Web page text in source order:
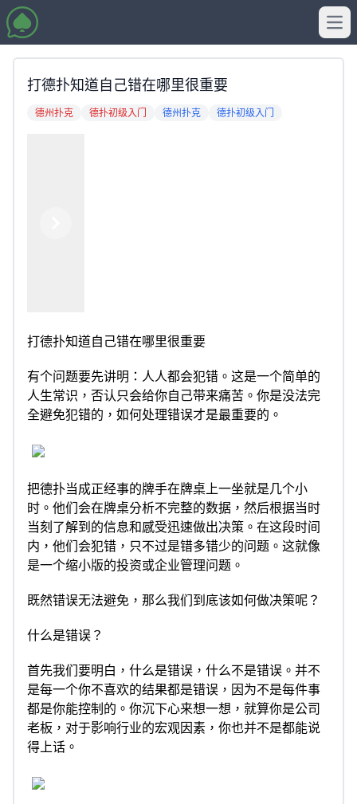
打德扑知道自己错在哪里很重要
德州扑克 德扑初级入门 德州扑克 德扑初级入门
打德扑知道自己错在哪里很重要
有个问题要先讲明：人人都会犯错。这是一个简单的
人生常识，否认只会给你自己带来痛苦。你是没法完
全避免犯错的，如何处理错误才是最重要的。
把德扑当成正经事的牌手在牌桌上一坐就是几个小
时。他们会在牌桌分析不完整的数据，然后根据当时
当刻了解到的信息和感受迅速做出决策。在这段时间
内，他们会犯错，只不过是错多错少的问题。这就像
是一个缩小版的投资或企业管理问题。
既然错误无法避免，那么我们到底该如何做决策呢？
什么是错误？
首先我们要明白，什么是错误，什么不是错误。并不
是每一个你不喜欢的结果都是错误，因为不是每件事
都是你能控制的。你沉下心来想一想，就算你是公司
老板，对于影响行业的宏观因素，你也并不是都能说
得上话。